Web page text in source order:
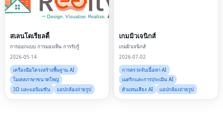
สเลนโดเรียลตี้
การออกแบบ การมองเห็น การรับรู้
2026-05-14
เครื่องมือโครงสร้างพื้นฐาน AI
โมเดลภาษาขนาดใหญ่
3D และแอนิเมชัน
แอปกล้องถ่ายรูป
เกมมิวเจนิกส์
เกมมิวเจนิกส์
2026-07-02
การตรวจจับเนื้อหา AI
เมตริกและการประเมิน AI
ตัวแทนเสียง AI
แอปกล้องถ่ายรูป